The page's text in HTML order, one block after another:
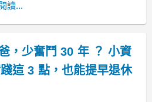
有一種迷思，擁有高收入或賺到
財富自由，其實是兩回事。
讀...
，少奮鬥 30 年 ？ 小資
這 3 點，也能提早退休